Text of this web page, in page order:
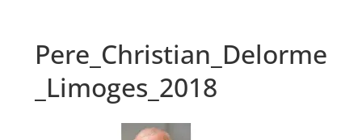
Pere_Christian_Delorme
_Limoges_2018